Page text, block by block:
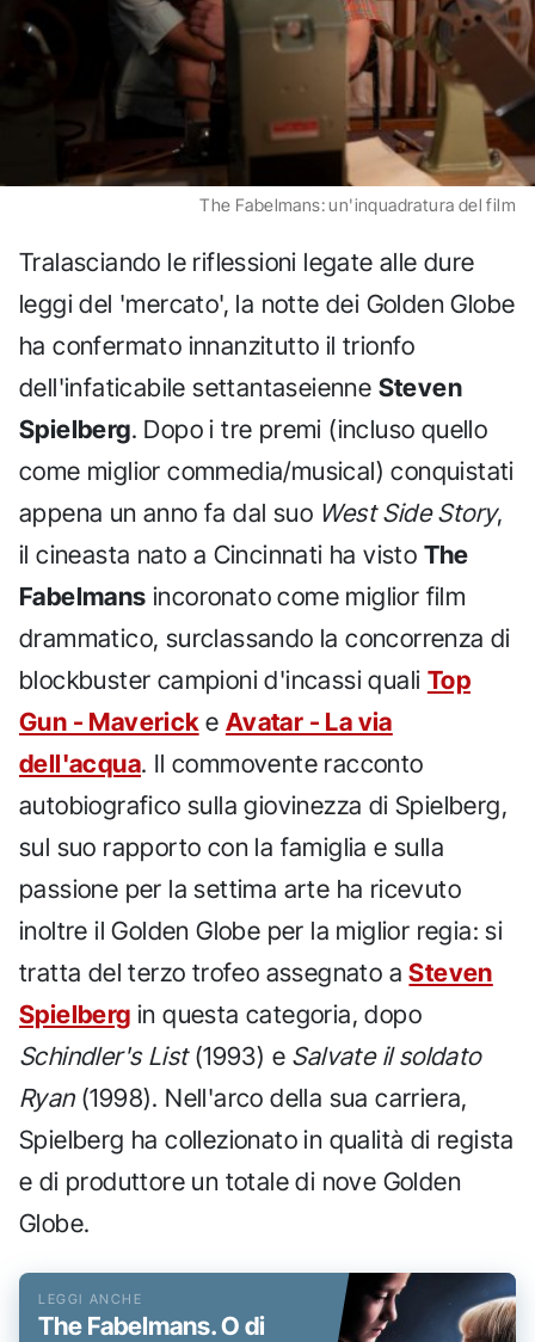
The Fabelmans: un'inquadratura del film
Tralasciando le riflessioni legate alle dure
leggi del 'mercato', la notte dei Golden Globe
ha confermato innanzitutto il trionfo
dell'infaticabile settantaseienne Steven
Spielberg. Dopo i tre premi (incluso quello
come miglior commedia/musical) conquistati
appena un anno fa dal suo West Side Story,
il cineasta nato a Cincinnati ha visto The
Fabelmans incoronato come miglior film
drammatico, surclassando la concorrenza di
blockbuster campioni d'incassi quali Top
Gun - Mavericke Avatar - La via
dell'acqua. Il commovente racconto
autobiografico sulla giovinezza di Spielberg,
sul suo rapporto con la famiglia e sulla
passione per la settima arte ha ricevuto
inoltre il Golden Globe per la miglior regia: si
tratta del terzo trofeo assegnato aSteven
Spielberg in questa categoria, dopo
Schindler's List(1993) e Salvate il soldato
Ryan(1998). Nell'arco della sua carriera,
Spielberg ha collezionato in qualità di regista
e di produttore un totale di nove Golden
Globe.
The Fabelmans. O di